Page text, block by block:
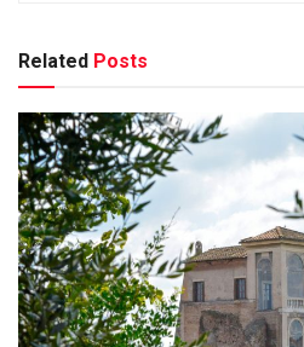
Related Posts